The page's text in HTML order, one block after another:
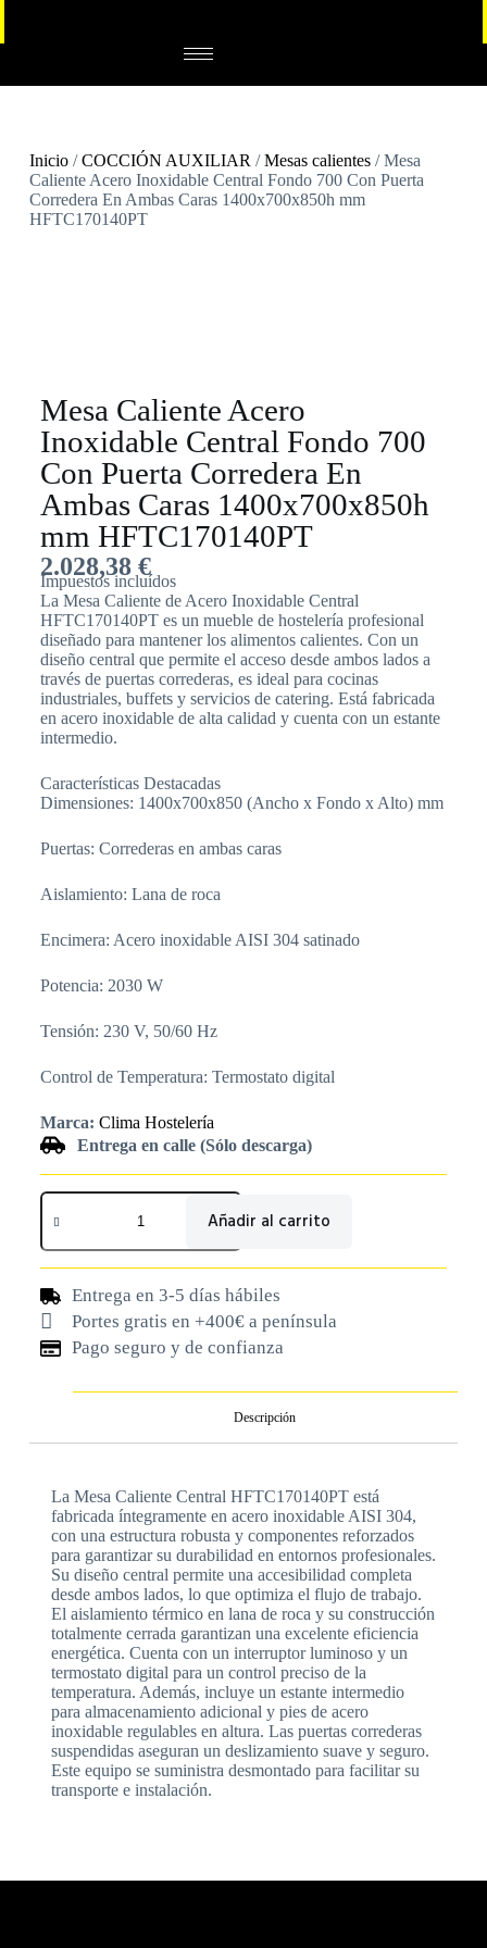
Inicio/COCCIÓN AUXILIAR /Mesas calientes/ Mesa
Caliente Acero Inoxidable Central Fondo 700 Con Puerta
Corredera En Ambas Caras 1400x700x850h mm
HFTC170140PT
Mesa Caliente Acero
Inoxidable Central Fondo 700
Con Puerta Corredera En
Ambas Caras 1400x700x850h
mm HFTC170140PT
2.028,38 €
Impuestos incluídos
La Mesa Caliente de Acero Inoxidable Central
HFTC170140PT es un mueble de hostelería profesional
diseñado para mantener los alimentos calientes. Con un
diseño central que permite el acceso desde ambos lados a
través de puertas correderas, es ideal para cocinas
industriales, buffets y servicios de catering. Está fabricada
en acero inoxidable de alta calidad y cuenta con un estante
intermedio.
Características Destacadas
Dimensiones: 1400x700x850 (Ancho x Fondo x Alto) mm
Puertas: Correderas en ambas caras
Aislamiento: Lana de roca
Encimera: Acero inoxidable AISI 304 satinado
Potencia: 2030 W
Tensión: 230 V, 50/60 Hz
Control de Temperatura: Termostato digital
Marca: Clima Hostelería
Entrega en calle (Sólo descarga)
Añadir al carrito
Entrega en 3-5 días hábiles
Portes gratis en +400€ a península
Pago seguro y de confianza
Descripción
La Mesa Caliente Central HFTC170140PT está
fabricada íntegramente en acero inoxidable AISI 304,
con una estructura robusta y componentes reforzados
para garantizar su durabilidad en entornos profesionales.
Su diseño central permite una accesibilidad completa
desde ambos lados, lo que optimiza el flujo de trabajo.
El aislamiento térmico en lana de roca y su construcción
totalmente cerrada garantizan una excelente eficiencia
energética. Cuenta con un interruptor luminoso y un
termostato digital para un control preciso de la
temperatura. Además, incluye un estante intermedio
para almacenamiento adicional y pies de acero
inoxidable regulables en altura. Las puertas correderas
suspendidas aseguran un deslizamiento suave y seguro.
Este equipo se suministra desmontado para facilitar su
transporte e instalación.